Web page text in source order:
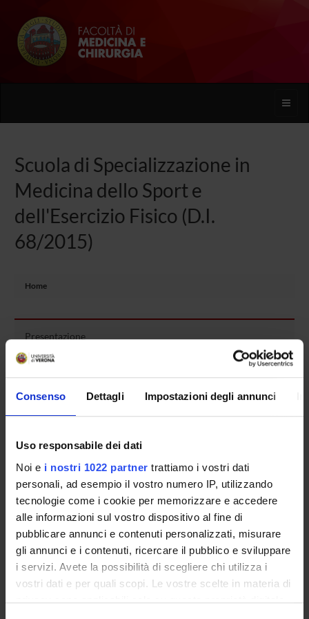
Consenso Dettagli Impostazioni degli annunci
Uso responsabile dei dati
Noi e i nostri 1022 partner trattiamo i vostri dati
personali, ad esempio il vostro numero IP, utilizzando
tecnologie come i cookie per memorizzare e accedere
alle informazioni sul vostro dispositivo al fine di
pubblicare annunci e contenuti personalizzati, misurare
gli annunci e i contenuti, ricercare il pubblico e sviluppare
i servizi. Avete la possibilità di scegliere chi utilizza i
vostri dati e per quali scopi. Le vostre scelte in materia di
privacy sono applicabili solo su questa proprietà digitale
Toggle
Scuola di Specializzazione in
Medicina dello Sport e
dell'Esercizio Fisico (D.I.
68/2015)
Home
Presentazione
Come iscriversi e Requisiti di ammissione
Piani didattici
Insegnamenti
Bacheca avvisi
Rete formativa
Servizio Studenti Internazionali
OFFERTA FORMATIVA
SEMESTRE FILTRO